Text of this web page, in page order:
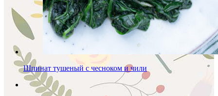
Шпинат тушеный с чесноком и чили